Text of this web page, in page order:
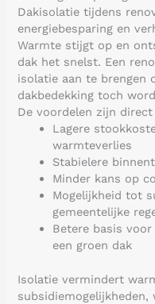
Dakisolatie tijdens
energiebesparing en
Warmte stijgt op en
dak het snelst. Een
isolatie aan te brengen
dakbedekking toch
De voordelen zijn direct
Lagere
warmteverlies
Stabielere
Minder kans op
Mogelijkheid tot
gemeentelijke
Betere basis
een groen dak
Isolatie vermindert